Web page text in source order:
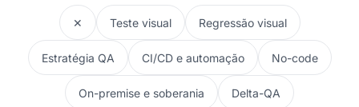
✕ Teste visual Regressão visual
Estratégia QA CI/CD e automação No-code
On-premise e soberania Delta-QA